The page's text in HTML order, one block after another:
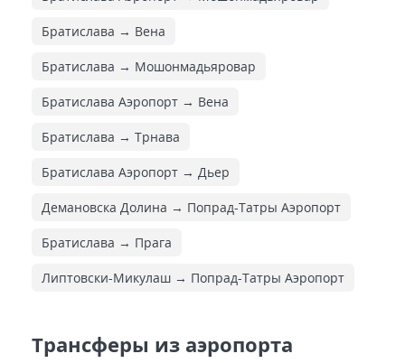
Братислава → Вена
Братислава → Мошонмадьяровар
Братислава Аэропорт → Вена
Братислава → Трнава
Братислава Аэропорт → Дьер
Демановска Долина → Попрад-Татры Аэропорт
Братислава → Прага
Липтовски-Микулаш → Попрад-Татры Аэропорт
Трансферы из аэропорта